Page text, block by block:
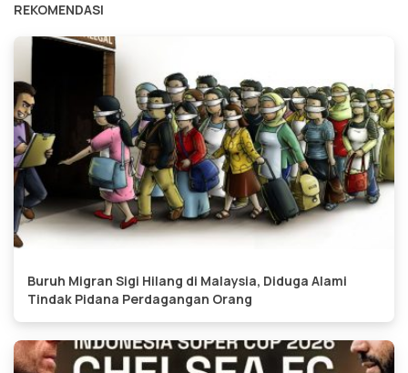
REKOMENDASI
Buruh Migran Sigi Hilang di Malaysia, Diduga Alami
Tindak Pidana Perdagangan Orang